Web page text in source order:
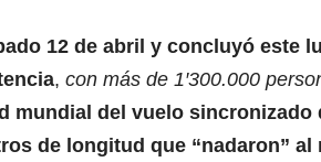
12 de abril y concluyó este
, con más de 1′300.000
mundial del vuelo sincronizado
de longitud que “nadaron”